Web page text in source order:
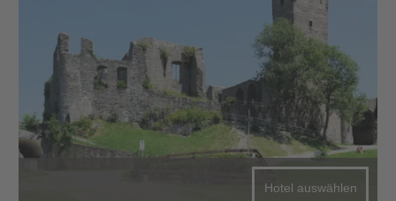
Hotel auswählen